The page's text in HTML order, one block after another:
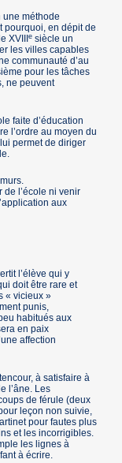
une méthode
pourquoi, en dépit de
XVIIIe siècle un
les villes capables
communauté d’au
pour les tâches
ne peuvent
faite d’éducation
l’ordre au moyen du
permet de diriger
de l’école ni venir
aux
l’élève qui y
doit être rare et
« vicieux »
punis,
habitués aux
en paix
affection
à satisfaire à
l’âne. Les
de férule (deux
leçon non suivie,
pour fautes plus
et les incorrigibles.
les lignes à
à écrire.